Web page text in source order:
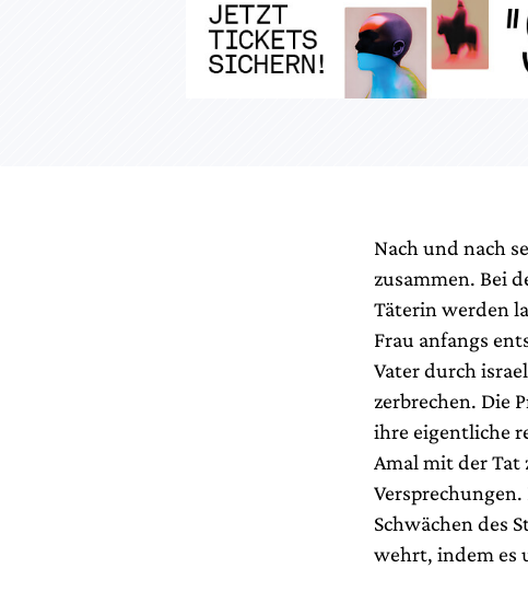
Nach und nach
zusammen. Bei
Täterin werden
Frau anfangs
Vater durch
zerbrechen. Die
ihre eigentliche
Amal mit der Tat
Schwächen des
wehrt, indem es